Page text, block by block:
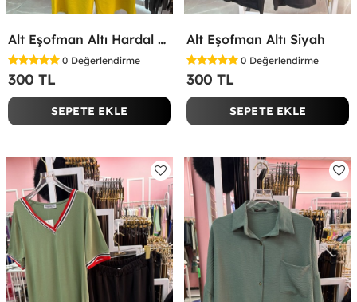
Alt Eşofman Altı Hardal Sarısı
0 Değerlendirme
300 TL
SEPETE EKLE
Alt Eşofman Altı Siyah
0 Değerlendirme
300 TL
SEPETE EKLE